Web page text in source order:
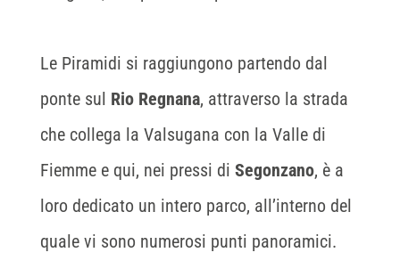
Le Piramidi si raggiungono partendo dal
ponte sul Rio Regnana, attraverso la strada
che collega la Valsugana con la Valle di
Fiemme e qui, nei pressi di Segonzano, è a
loro dedicato un intero parco, all’interno del
quale vi sono numerosi punti panoramici.